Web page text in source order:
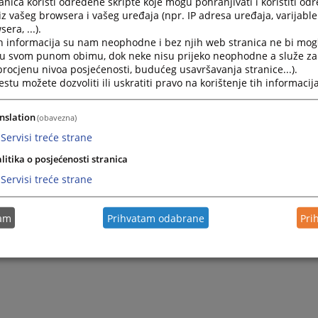
osnovano je Odjeljenje ovog suda u Istočnom
kancelarija, privredno odjeljenje i registar
ukidanjem bivših sudova za prekršaje ovom
prekršaje Sokolac, Pale i Kasindo.
u sklopu Osnovnog suda u Sokocu funkcioniše i
Sarajevu sa svim nadležnostima kao i u sjedištu suda.
sud u Sokocu mjesno je nadležan za područje opština :
Istočna Ilidža, Istočni Stari Grad i Trnovo, a za
predmete iz oblasti poreskih i carinskih prekršaja,
mjesne nadležnosti Okružnog suda u Istočnom Sarajevu .
vašeg browsera i vašeg uređaja (npr. IP adresa uređaja,
...).
informacija su nam neophodne i bez njih web stranica ne bi
svom punom obimu, dok neke nisu prijeko neophodne a služe
nivoa posjećenosti, budućeg usavršavanja stranice...).
možete dozvoliti ili uskratiti pravo na korištenje tih
(obavezna)
Servisi treće strane
o posjećenosti stranica
Servisi treće strane
Prihvatam odabrane